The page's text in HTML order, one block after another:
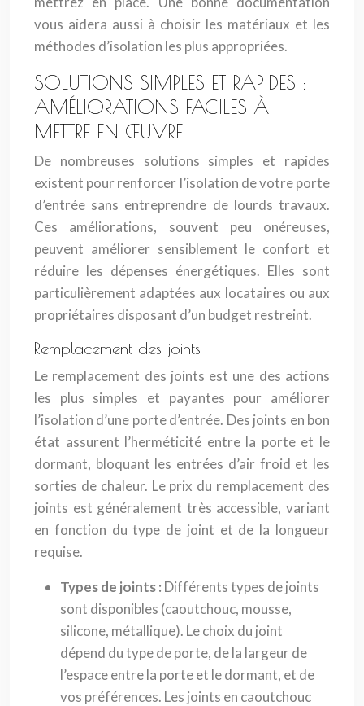
vous aidera aussi à choisir les matériaux et les
méthodes d’isolation les plus appropriées.
SOLUTIONS SIMPLES ET RAPIDES :
AMÉLIORATIONS FACILES À
METTRE EN ŒUVRE
De nombreuses solutions simples et rapides
existent pour renforcer l’isolation de votre porte
d’entrée sans entreprendre de lourds travaux.
Ces améliorations, souvent peu onéreuses,
peuvent améliorer sensiblement le confort et
réduire les dépenses énergétiques. Elles sont
particulièrement adaptées aux locataires ou aux
propriétaires disposant d’un budget restreint.
Remplacement des joints
Le remplacement des joints est une des actions
les plus simples et payantes pour améliorer
l’isolation d’une porte d’entrée. Des joints en bon
état assurent l’herméticité entre la porte et le
dormant, bloquant les entrées d’air froid et les
sorties de chaleur. Le prix du remplacement des
joints est généralement très accessible, variant
en fonction du type de joint et de la longueur
requise.
Types de joints : Différents types de joints
sont disponibles (caoutchouc, mousse,
silicone, métallique). Le choix du joint
dépend du type de porte, de la largeur de
l’espace entre la porte et le dormant, et de
vos préférences. Les joints en caoutchouc